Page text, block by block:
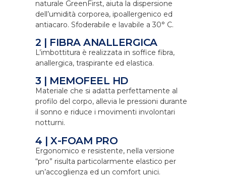
naturale GreenFirst, aiuta la dispersione
dell’umidità corporea, ipoallergenico ed
antiacaro. Sfoderabile e lavabile a 30° C.
2 | FIBRA ANALLERGICA
L’imbottitura è realizzata in soffice fibra,
anallergica, traspirante ed elastica.
3 | MEMOFEEL HD
Materiale che si adatta perfettamente al
profilo del corpo, allevia le pressioni durante
il sonno e riduce i movimenti involontari
notturni.
4 | X-FOAM PRO
Ergonomico e resistente, nella versione
“pro” risulta particolarmente elastico per
un’accoglienza ed un comfort unici.